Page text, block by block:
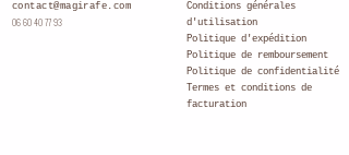
contact@magirafe.com
06 60 40 77 93
Conditions générales
d'utilisation
Politique d'expédition
Politique de remboursement
Politique de confidentialité
Termes et conditions de
facturation